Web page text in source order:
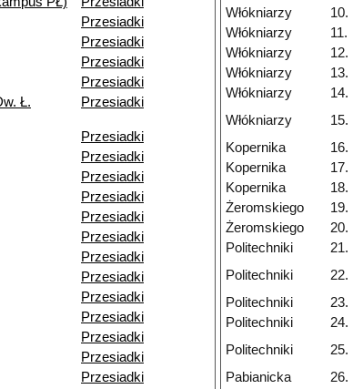
Przesiadki
Przesiadki
Przesiadki
Przesiadki
Ł.
Przesiadki
Przesiadki
Przesiadki
Przesiadki
Przesiadki
Przesiadki
Przesiadki
Przesiadki
Przesiadki
Przesiadki
Przesiadki
Przesiadki
Przesiadki
Przesiadki
Włókniarzy
10.
Włókniarzy
11.
Włókniarzy
12.
Włókniarzy
13.
Włókniarzy
14.
Włókniarzy
15.
Kopernika 16.
Kopernika
17.
Kopernika
18.
Żeromskiego
19.
Żeromskiego
20.
Politechniki
21.
Politechniki
22.
Politechniki 23.
Politechniki
24.
Politechniki
25.
Pabianicka 26.